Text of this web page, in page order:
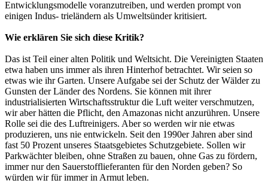
Entwicklungsmodelle voranzutreiben, und werden prompt von
einigen Indus- trieländern als Umweltsünder kritisiert.
Wie erklären Sie sich diese Kritik?
Das ist Teil einer alten Politik und Weltsicht. Die Vereinigten Staaten
etwa haben uns immer als ihren Hinterhof betrachtet. Wir seien so
etwas wie ihr Garten. Unsere Aufgabe sei der Schutz der Wälder zu
Gunsten der Länder des Nordens. Sie können mit ihrer
industrialisierten Wirtschaftsstruktur die Luft weiter verschmutzen,
wir aber hätten die Pflicht, den Amazonas nicht anzurühren. Unsere
Rolle sei die des Luftreinigers. Aber so werden wir nie etwas
produzieren, uns nie entwickeln. Seit den 1990er Jahren aber sind
fast 50 Prozent unseres Staatsgebietes Schutzgebiete. Sollen wir
Parkwächter bleiben, ohne Straßen zu bauen, ohne Gas zu fördern,
immer nur den Sauerstofflieferanten für den Norden geben? So
würden wir für immer in Armut leben.